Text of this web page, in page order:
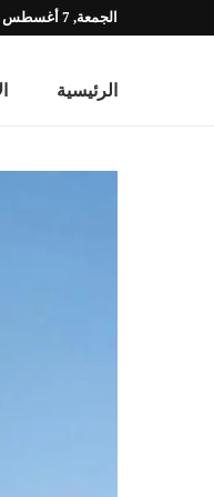
الجمعة, 7 أغسطس 2026 - يومًا سعيدًا!
الرئيسية